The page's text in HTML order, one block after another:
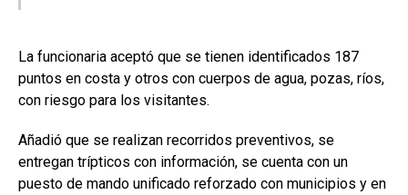
La funcionaria aceptó que se tienen identificados 187
puntos en costa y otros con cuerpos de agua, pozas, ríos,
con riesgo para los visitantes.
Añadió que se realizan recorridos preventivos, se
entregan trípticos con información, se cuenta con un
puesto de mando unificado reforzado con municipios y en